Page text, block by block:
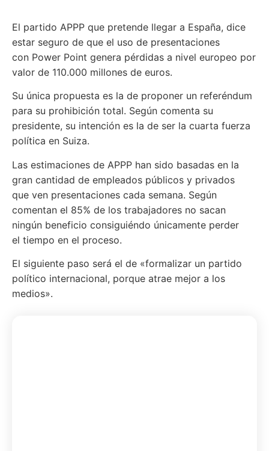
El partido APPP que pretende llegar a España, dice
estar seguro de que el uso de presentaciones
con Power Point genera pérdidas a nivel europeo por
valor de 110.000 millones de euros.
Su única propuesta es la de proponer un referéndum
para su prohibición total. Según comenta su
presidente, su intención es la de ser la cuarta fuerza
política en Suiza.
Las estimaciones de APPP han sido basadas en la
gran cantidad de empleados públicos y privados
que ven presentaciones cada semana. Según
comentan el 85% de los trabajadores no sacan
ningún beneficio consiguiéndo únicamente perder
el tiempo en el proceso.
El siguiente paso será el de «formalizar un partido
político internacional, porque atrae mejor a los
medios».